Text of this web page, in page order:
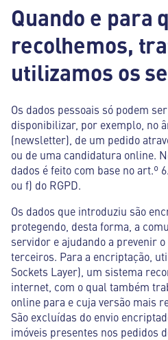
Quando e para
recolhemos,
utilizamos os
Os dados pessoais só podem
disponibilizar, por exemplo, no
(newsletter), de um pedido
ou de uma candidatura online.
dados é feito com base no art.º
ou f) do RGPD.
Os dados que introduziu são
protegendo, desta forma, a
servidor e ajudando a prevenir
terceiros. Para a encriptação,
Sockets Layer), um sistema
internet, com o qual também
online para e cuja versão mais
São excluídas do envio
imóveis presentes nos pedidos